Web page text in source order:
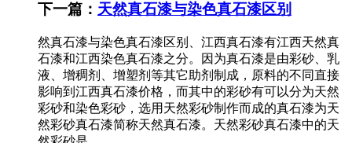
下一篇： 天然真石漆与染色真石漆区别
然真石漆与染色真石漆区别、江西真石漆有江西天然真
石漆和江西染色真石漆之分。因为真石漆是由彩砂、乳
液、增稠剂、增塑剂等其它助剂制成，原料的不同直接
影响到江西真石漆价格，而其中的彩砂有可以分为天然
彩砂和染色彩砂，选用天然彩砂制作而成的真石漆为天
然彩砂真石漆简称天然真石漆。天然彩砂真石漆中的天